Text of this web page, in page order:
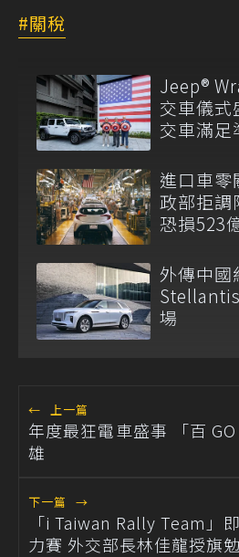
關稅
Jeep®
交車儀
交車滿足
進口車零
政部拒調
恐損523
外傳中國
場
← 上一篇
年度最狂電車盛事 「百
雄
下一篇 →
「i Taiwan Rally Team」
力賽 外交部長林佳龍授旗